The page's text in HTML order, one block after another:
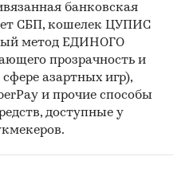
банковская
СБП, кошелек ЦУПИС
метод ЕДИНОГО
прозрачность и
сфере азартных игр),
и прочие способы
доступные у